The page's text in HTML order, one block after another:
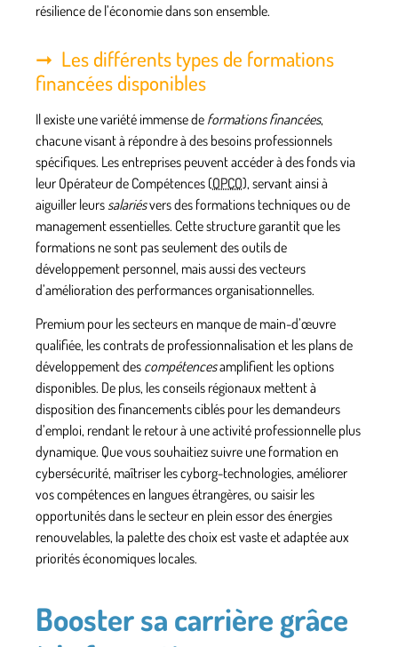
résilience de l’économie dans son ensemble.
Les différents types de formations
financées disponibles
Il existe une variété immense de formations financées,
chacune visant à répondre à des besoins professionnels
spécifiques. Lesentreprises peuvent accéder à des fonds via
leur Opérateur de Compétences (OPCO), servant ainsi à
aiguiller leurs salariésvers des formations techniques ou de
management essentielles. Cette structure garantit que les
formations ne sont pas seulement des outils de
développement personnel, mais aussi des vecteurs
d’amélioration des performances organisationnelles.
Premium pour les secteurs en manque de main-d’œuvre
qualifiée, les contrats de professionnalisation et les plans de
développement des compétencesamplifient les options
disponibles. De plus, les conseils régionaux mettent à
disposition des financementsciblés pour les demandeurs
d’emploi, rendant le retour à une activité professionnelle plus
dynamique. Que vous souhaitiez suivre une formation en
cybersécurité, maîtriser les cyborg-technologies, améliorer
vos compétences en langues étrangères, ou saisir les
opportunités dans le secteur en plein essor des énergies
renouvelables, la palette des choix est vaste et adaptée aux
priorités économiques locales.
Booster sa carrière grâce